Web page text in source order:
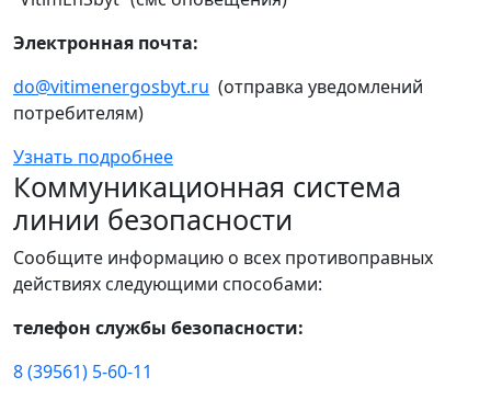
Электронная почта:
do@vitimenergosbyt.ru (отправка уведомлений
потребителям)
Узнать подробнее
Коммуникационная система
линии безопасности
Сообщите информацию о всех противоправных
действиях следующими способами:
телефон службы безопасности:
8 (39561) 5-60-11